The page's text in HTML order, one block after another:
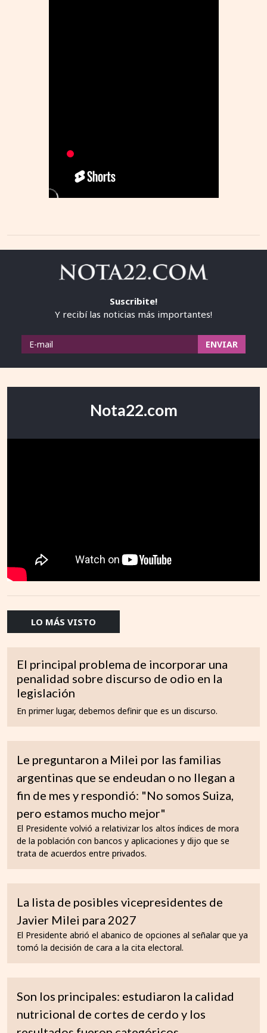
Suscribite!
Y recibí las noticias más importantes!
Nota22.com
LO MÁS VISTO
El principal problema de incorporar una
penalidad sobre discurso de odio en la
legislación
En primer lugar, debemos definir que es un discurso.
Le preguntaron a Milei por las familias
argentinas que se endeudan o no llegan a
fin de mes y respondió: "No somos Suiza,
pero estamos mucho mejor"
El Presidente volvió a relativizar los altos índices de mora
de la población con bancos y aplicaciones y dijo que se
trata de acuerdos entre privados.
La lista de posibles vicepresidentes de
Javier Milei para 2027
El Presidente abrió el abanico de opciones al señalar que ya
tomó la decisión de cara a la cita electoral.
Son los principales: estudiaron la calidad
nutricional de cortes de cerdo y los